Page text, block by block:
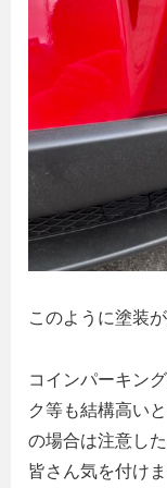
このように塗装
コインパーキン
ク等も結構高い
の場合は注意し
皆さん気を付けま